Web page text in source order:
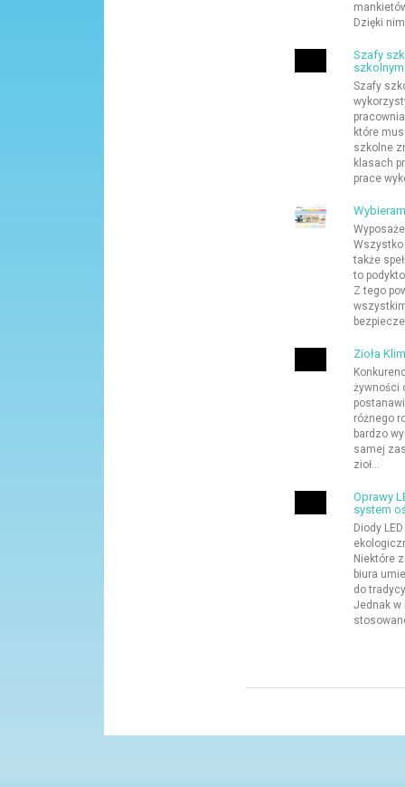
Dzięki
Szafy
Szafy
które
szkolne
klasach
prace
Wszystko
także
to
Z tego
Zioła
żywności
różnego
bardzo
samej
zioł...
Oprawy
system
Diody
Niektóre
biura
do
Jednak w